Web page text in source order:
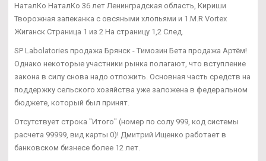
НаталКо НаталКо 36 лет Ленинградская область, Кириши
Творожная запеканка с овсяными хлопьями и 1.M.R Vortex
Жиганск Страница 1 из 2 На страницу 1,2 След.
SP Labolatories продажа Брянск - Tимозин Бета продажа Артём!
Однако некоторые участники рынка полагают, что вступление
закона в силу снова надо отложить. Основная часть средств на
поддержку сельского хозяйства уже заложена в федеральном
бюджете, который был принят.
Отсутствует строка "Итого" (номер по солу 999, код системы
расчета 99999, вид карты 0)! Дмитрий Ищенко работает в
банковском бизнесе более 12 лет.